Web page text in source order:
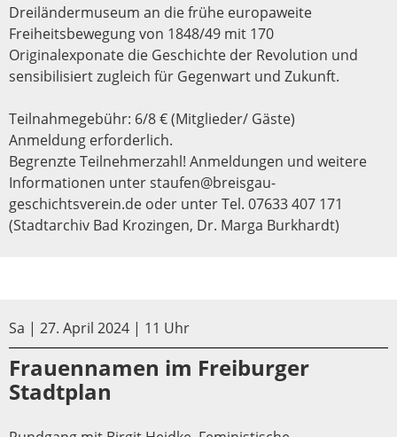
Dreiländermuseum an die frühe europaweite
Freiheitsbewegung von 1848/49 mit 170
Originalexponate die Geschichte der Revolution und
sensibilisiert zugleich für Gegenwart und Zukunft.
Teilnahmegebühr: 6/8 € (Mitglieder/ Gäste)
Anmeldung erforderlich.
Begrenzte Teilnehmerzahl! Anmeldungen und weitere
Informationen unter staufen@breisgau-
geschichtsverein.de oder unter Tel. 07633 407 171
(Stadtarchiv Bad Krozingen, Dr. Marga Burkhardt)
Sa | 27. April 2024 | 11 Uhr
Frauennamen im Freiburger
Stadtplan